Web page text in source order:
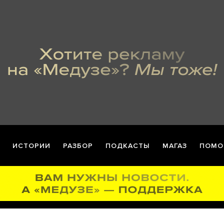
ИСТОРИИ РАЗБОР ПОДКАСТЫ МАГАЗ